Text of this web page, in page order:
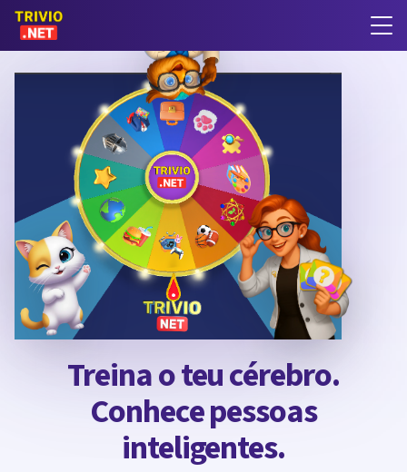
Treina o teu cérebro.
Conhece pessoas
inteligentes.